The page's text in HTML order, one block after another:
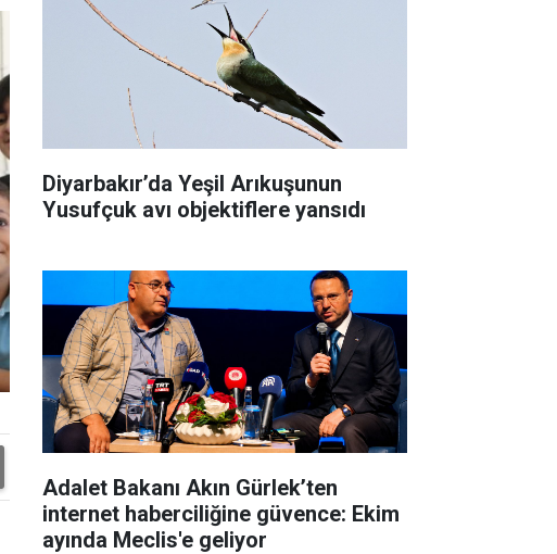
Diyarbakır’da Yeşil Arıkuşunun
Yusufçuk avı objektiflere yansıdı
Adalet Bakanı Akın Gürlek’ten
internet haberciliğine güvence: Ekim
ayında Meclis'e geliyor